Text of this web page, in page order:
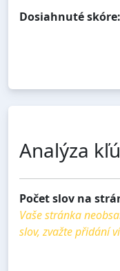
Dosiahnuté skóre:
Analýza
Počet slov na
Vaše stránka
slov, zvažte přidání